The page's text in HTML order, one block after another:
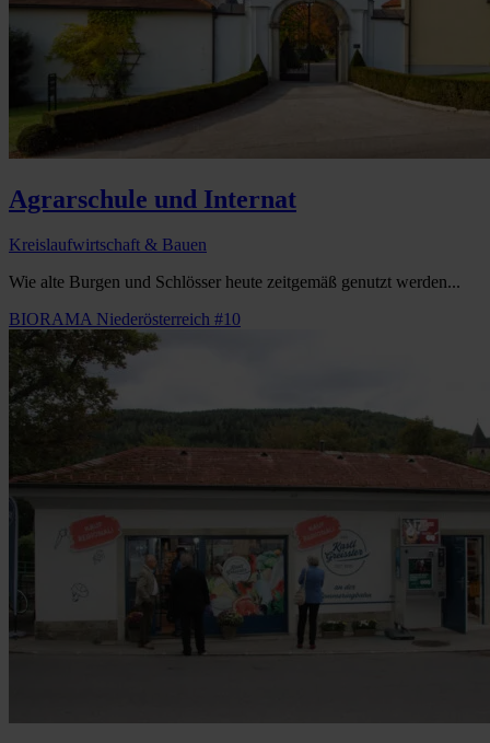
Agrarschule und Internat
Kreislaufwirtschaft & Bauen
Wie alte Burgen und Schlösser heute zeitgemäß genutzt werden...
BIORAMA Niederösterreich #10